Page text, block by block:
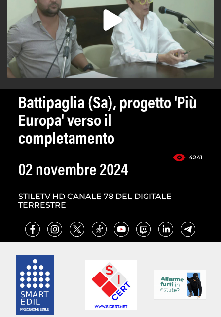
Battipaglia (Sa), progetto 'Più
Europa' verso il
completamento
4241
02 novembre 2024
STILETV HD CANALE 78 DEL DIGITALE
TERRESTRE